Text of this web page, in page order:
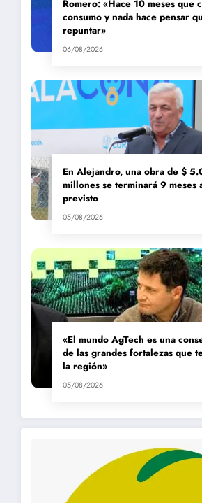
Romero: «Hace 10 meses que
consumo y nada hace pensar
repuntar»
06/08/2026
En Alejandro, una obra de $
millones se terminará 9 meses
previsto
05/08/2026
«El mundo AgTech es una
de las grandes fortalezas que
la región»
05/08/2026